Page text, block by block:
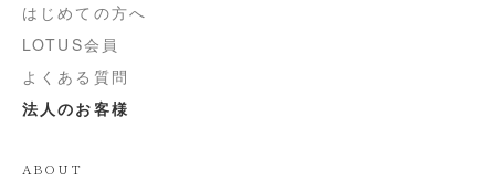
はじめての方へ
LOTUS会員
よくある質問
法人のお客様
ABOUT